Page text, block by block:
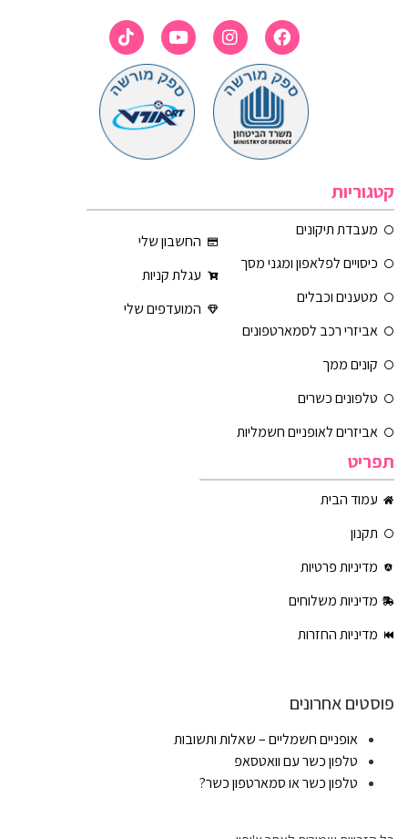
קטגוריות
מעבדת תיקונים
כיסויים לפלאפון ומגני מסך
מטענים וכבלים
אביזרי רכב לסמארטפונים
קונים ממך
טלפונים כשרים
אביזרים לאופניים חשמליות
החשבון שלי
עגלת קניות
המועדפים שלי
תפריט
עמוד הבית
תקנון
מדיניות פרטיות
מדיניות משלוחים
מדיניות החזרות
פוסטים אחרונים
אופניים חשמליים – שאלות ותשובות
טלפון כשר עם וואטסאפ
טלפון כשר או סמארטפון כשר?